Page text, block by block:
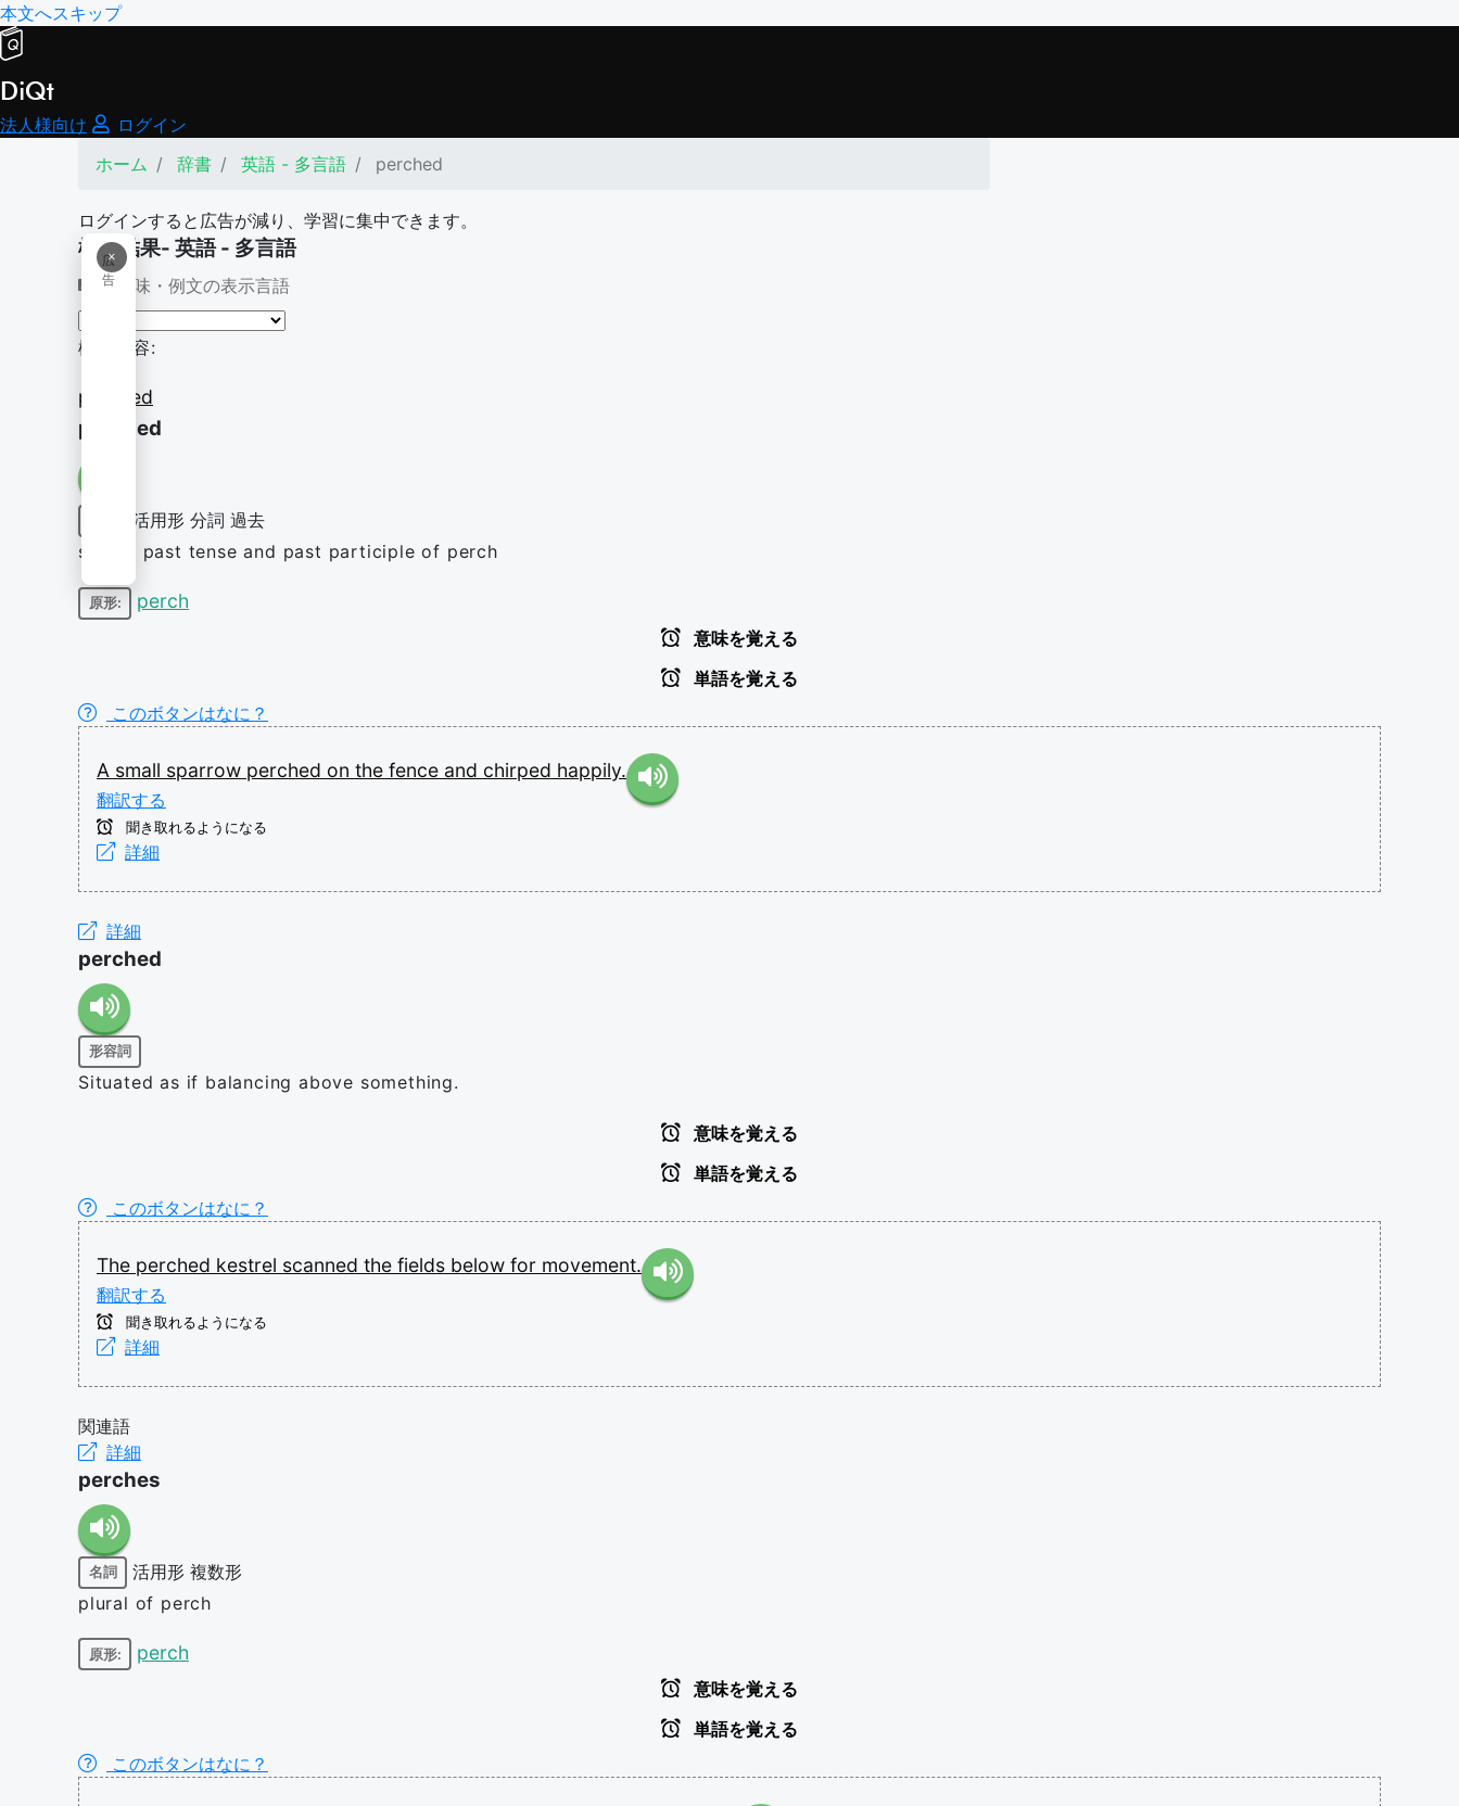
本文へスキップ
DiQt
法人様向け
ログイン
ホーム
辞書 英語 - 多言語 perched
ログインすると広告が減り、学習に集中できます。
×
広
告
検索結果- 英語 - 多言語
意味・例文の表示言語
検索内容:
perched
perched
活用形 分詞 過去
simple past tense and past participle of perch
原形: perch
意味を覚える
単語を覚える
このボタンはなに？
A small sparrow perched on the fence and chirped happily.
翻訳する
聞き取れるようになる
詳細
詳細
perched
形容詞
Situated as if balancing above something.
意味を覚える
単語を覚える
このボタンはなに？
The perched kestrel scanned the fields below for movement.
翻訳する
聞き取れるようになる
詳細
関連語
詳細
perches
名詞 活用形 複数形
plural of perch
原形: perch
意味を覚える
単語を覚える
このボタンはなに？